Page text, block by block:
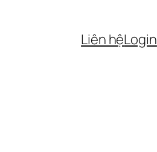
Liên hệLogin